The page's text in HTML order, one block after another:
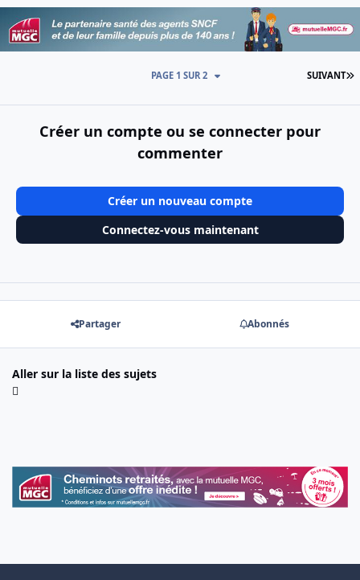
SUIVANT
PAGE 1 SUR 2
Créer un compte ou se connecter pour
commenter
Créer un nouveau compte
Connectez-vous maintenant
Partager Abonnés
Aller sur la liste des sujets